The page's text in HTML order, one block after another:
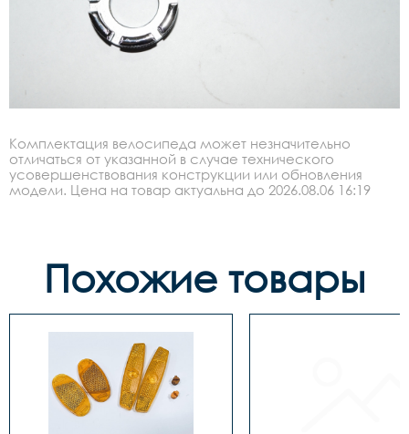
Комплектация велосипеда может незначительно
отличаться от указанной в случае технического
усовершенствования конструкции или обновления
модели. Цена на товар актуальна до 2026.08.06 16:19
Похожие товары